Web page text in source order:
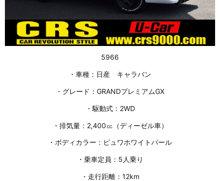
5966
・車種：日産 キャラバン
・グレード：GRANDプレミアムGX
・駆動式：2WD
・排気量：2,400㏄（ディーゼル車）
・ボディカラー：ピュワホワイトパール
・乗車定員：5人乗り
・走行距離：12km